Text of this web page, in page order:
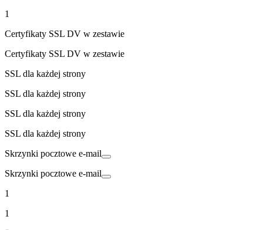
1
Certyfikaty SSL DV w zestawie
Certyfikaty SSL DV w zestawie
SSL dla każdej strony
SSL dla każdej strony
SSL dla każdej strony
SSL dla każdej strony
Skrzynki pocztowe e-mail
Skrzynki pocztowe e-mail
1
1